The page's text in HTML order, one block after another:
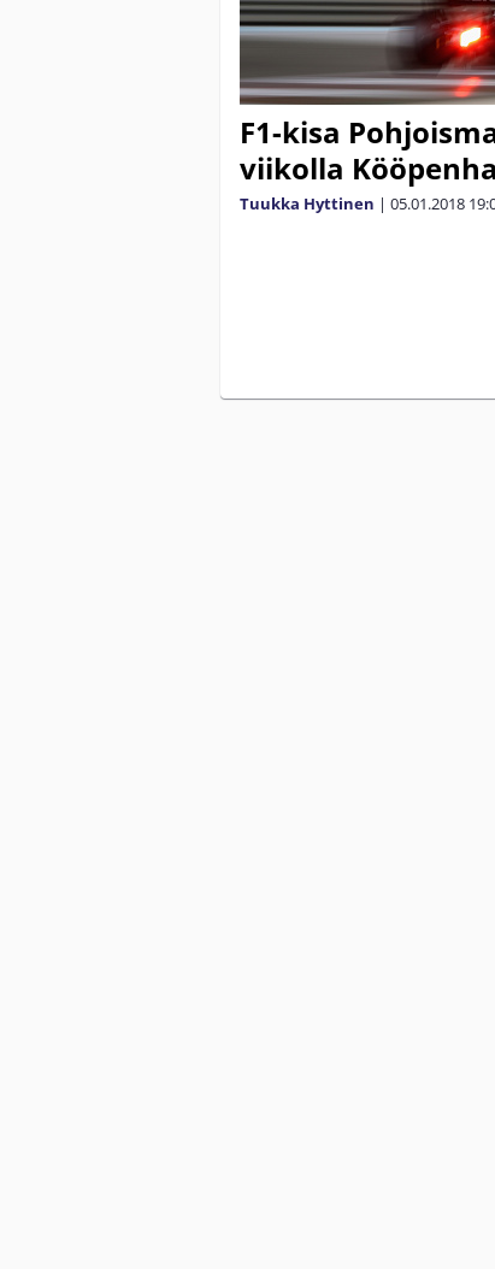
F1-kisa
viikolla
Tuukka Hyttinen | 05.01.2018